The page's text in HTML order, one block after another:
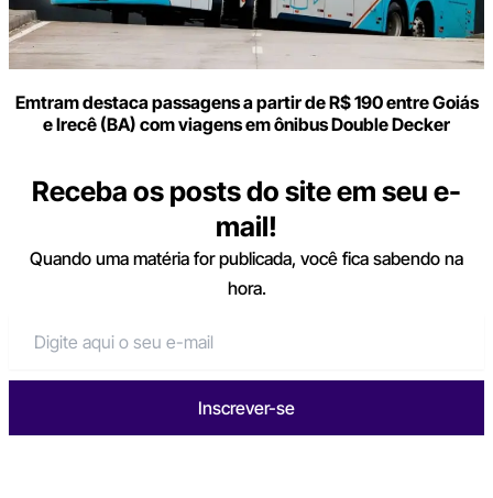
Emtram destaca passagens a partir de R$ 190 entre Goiás
e Irecê (BA) com viagens em ônibus Double Decker
Receba os posts do site em seu e-
mail!
Quando uma matéria for publicada, você fica sabendo na
hora.
Inscrever-se